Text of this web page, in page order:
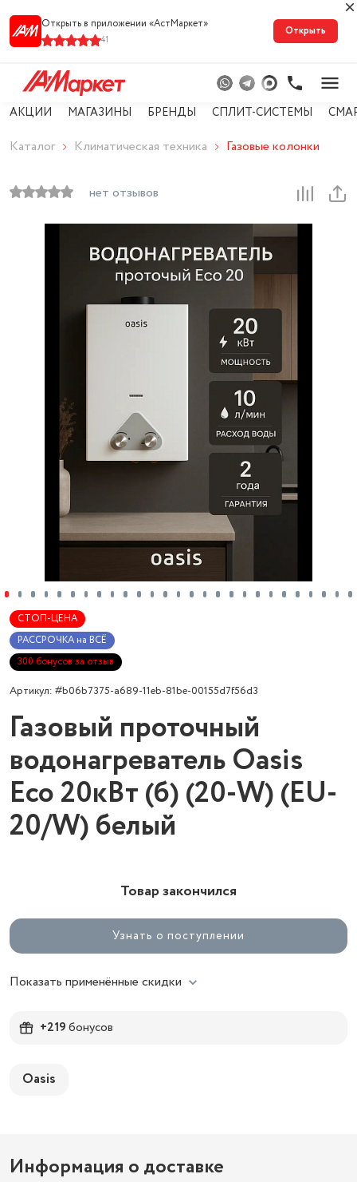
Открыть в приложении «АстМарке‪т‬»
41
Открыть
АКЦИИ МАГАЗИНЫ БРЕНДЫ СПЛИТ-СИСТЕМЫ
Каталог Климатическая техника Газовые колонки
нет отзывов
СТОП-ЦЕНА
РАССРОЧКА на ВСЁ
300 бонусов за отзыв
Артикул: #b06b7375-a689-11eb-81be-00155d7f56d3
Газовый проточный
водонагреватель Oasis
Eco 20кВт (б) (20-W) (EU-
20/W) белый
Товар закончился
Узнать о поступлении
Показать применённые скидки
+219бонусов
Oasis
Информация о доставке